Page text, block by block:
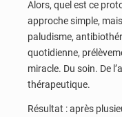
Alors, quel est ce
approche simple,
paludisme,
quotidienne,
miracle. Du soin. De
thérapeutique.
Résultat : après